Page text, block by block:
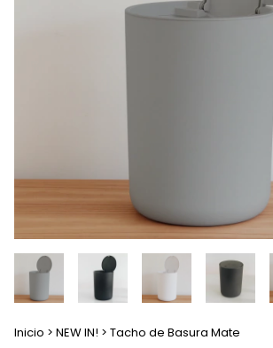
Inicio > NEW IN! > Tacho de Basura Mate